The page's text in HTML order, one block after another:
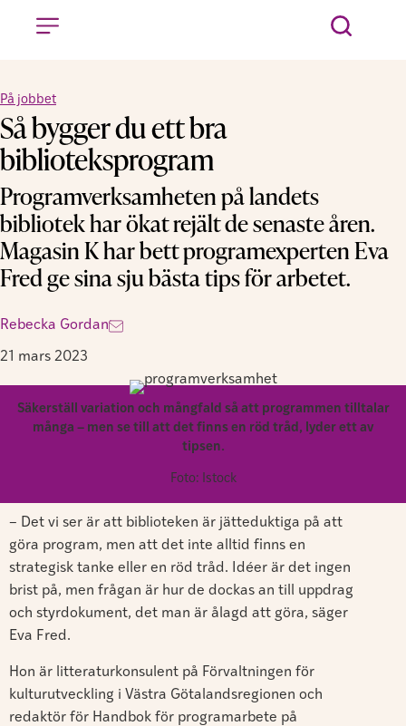
På jobbet
Så bygger du ett bra
biblioteksprogram
Programverksamheten på landets
bibliotek har ökat rejält de senaste åren.
Magasin K har bett programexperten Eva
Fred ge sina sju bästa tips för arbetet.
Rebecka Gordan
21 mars 2023
Säkerställ variation och mångfald så att programmen tilltalar
många – men se till att det finns en röd tråd, lyder ett av
tipsen.
Foto: Istock
– Det vi ser är att biblioteken är jätteduktiga på att
göra program, men att det inte alltid finns en
strategisk tanke eller en röd tråd. Idéer är det ingen
brist på, men frågan är hur de dockas an till uppdrag
och styrdokument, det man är ålagd att göra, säger
Eva Fred.
Hon är litteraturkonsulent på Förvaltningen för
kulturutveckling i Västra Götalandsregionen och
redaktör för Handbok för programarbete på